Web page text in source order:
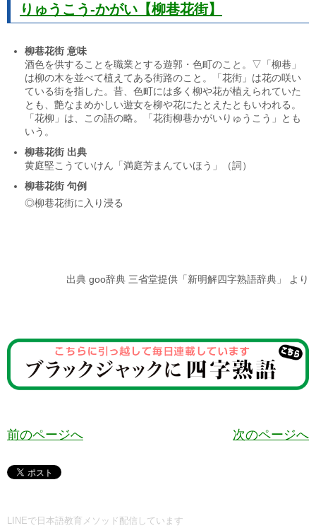
りゅうこう-かがい【柳巷花街】
柳巷花街 意味
酒色を供することを職業とする遊郭・色町のこと。▽「柳巷」
は柳の木を並べて植えてある街路のこと。「花街」は花の咲い
ている街を指した。昔、色町には多く柳や花が植えられていた
とも、艶なまめかしい遊女を柳や花にたとえたともいわれる。
「花柳」は、この語の略。「花街柳巷かがいりゅうこう 」とも
いう。
柳巷花街 出典
黄庭堅こうていけん 「満庭芳まんていほう 」（詞）
柳巷花街 句例
◎柳巷花街に入り浸る
出典 goo辞典 三省堂提供「新明解四字熟語辞典」 より
前のページへ 次のページへ
LINEで日本語教育メソッド配信しています